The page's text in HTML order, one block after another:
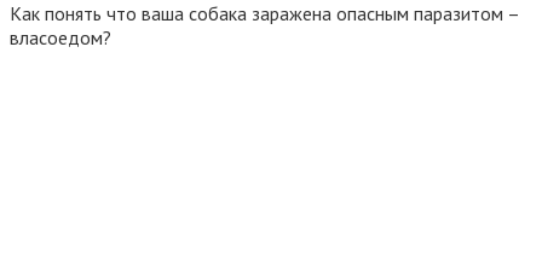
Как понять что ваша собака заражена опасным паразитом –
власоедом?